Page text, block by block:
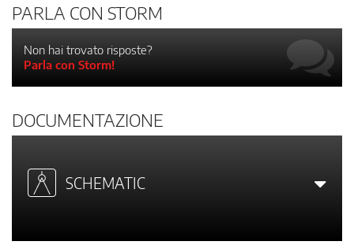
PARLA CON STORM
Non hai trovato risposte?
Parla con Storm!
DOCUMENTAZIONE
SCHEMATIC